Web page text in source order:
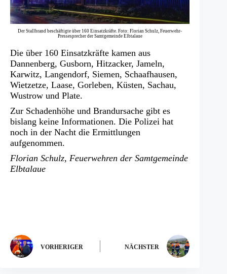
Der Stallbrand beschäftigte über 160 Einsatzkräfte. Foto: Florian Schulz, Feuerwehr-
Pressesprecher der Samtgemeinde Elbtalaue
Die über 160 Einsatzkräfte kamen aus
Dannenberg, Gusborn, Hitzacker, Jameln,
Karwitz, Langendorf, Siemen, Schaafhausen,
Wietzetze, Laase, Gorleben, Küsten, Sachau,
Wustrow und Plate.
Zur Schadenhöhe und Brandursache gibt es
bislang keine Informationen. Die Polizei hat
noch in der Nacht die Ermittlungen
aufgenommen.
Florian Schulz, Feuerwehren der Samtgemeinde
Elbtalaue
VORHERIGER NÄCHSTER